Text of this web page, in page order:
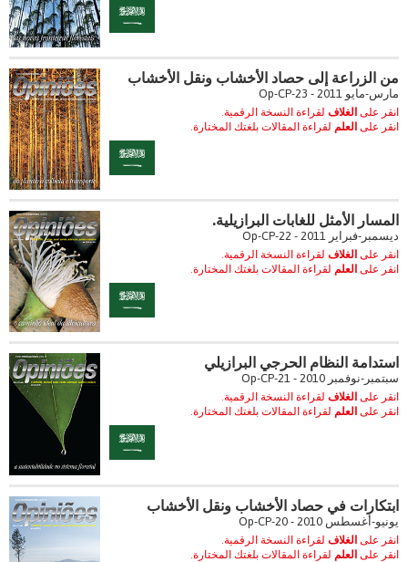
من الزراعة إلى حصاد الأخشاب ونقل الأخشاب
مارس-مايو 2011 - Op-CP-23
انقر على الغلاف لقراءة النسخة الرقمية.
انقر على العلم لقراءة المقالات بلغتك المختارة.
المسار الأمثل للغابات البرازيلية.
ديسمبر-فبراير 2011 - Op-CP-22
انقر على الغلاف لقراءة النسخة الرقمية.
انقر على العلم لقراءة المقالات بلغتك المختارة.
استدامة النظام الحرجي البرازيلي
سبتمبر-نوفمبر 2010 - Op-CP-21
انقر على الغلاف لقراءة النسخة الرقمية.
انقر على العلم لقراءة المقالات بلغتك المختارة.
ابتكارات في حصاد الأخشاب ونقل الأخشاب
يونيو-أغسطس 2010 - Op-CP-20
انقر على الغلاف لقراءة النسخة الرقمية.
انقر على العلم لقراءة المقالات بلغتك المختارة.